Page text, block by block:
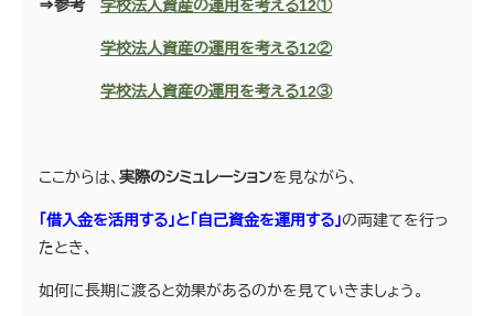
⇒参考 学校法人資産の運用を考える12①
学校法人資産の運用を考える12②
学校法人資産の運用を考える12③
ここからは、 実際のシミュレーションを見ながら、
「借入金を活用する」と「自己資金を運用する」の両建てを行っ
たとき、
如何に長期に渡ると効果があるのかを見ていきましょう。